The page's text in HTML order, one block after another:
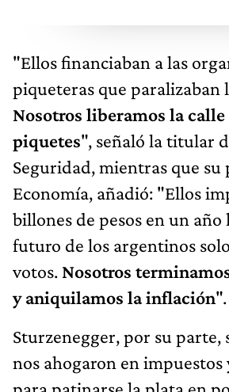
"Ellos financiaban a las
piqueteras que paralizaban
Nosotros liberamos la calle
piquetes", señaló la titular
Seguridad, mientras que su
Economía, añadió: "Ellos
billones de pesos en un
futuro de los argentinos
votos. Nosotros
y aniquilamos la inflación".
Sturzenegger, por su parte,
nos ahogaron en impuestos